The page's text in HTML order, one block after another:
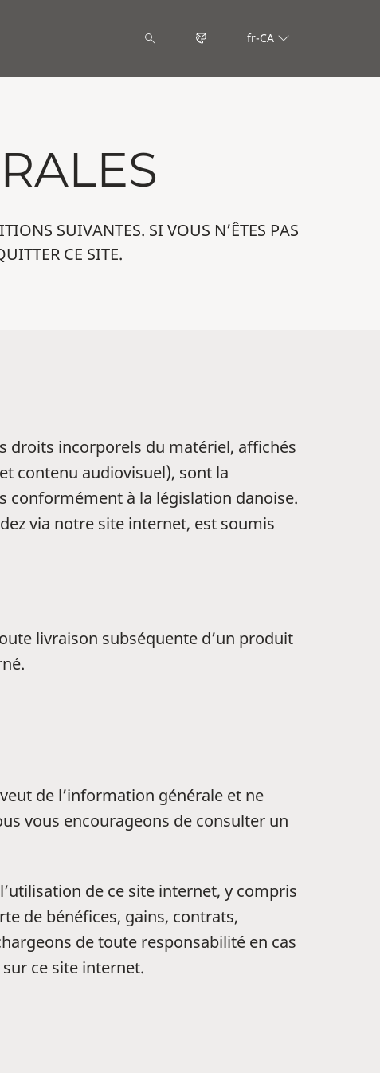
fr-CA
SUIVANTES. SI VOUS N’ÊTES PAS
CE SITE.
droits incorporels du matériel, affichés
contenu audiovisuel), sont la
conformément à la législation danoise.
via notre site internet, est soumis
livraison subséquente d’un produit
de l’information générale et ne
vous encourageons de consulter un
de ce site internet, y compris
de bénéfices, gains, contrats,
de toute responsabilité en cas
ce site internet.